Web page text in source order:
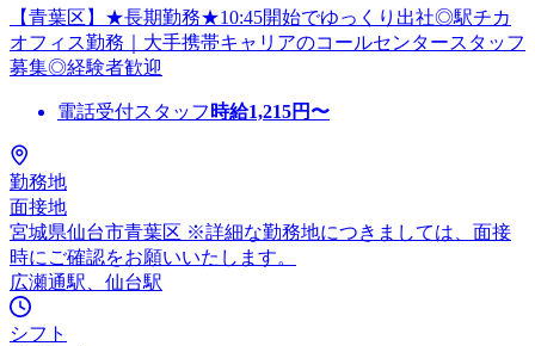
【青葉区】★長期勤務★10:45開始でゆっくり出社◎駅チカ
オフィス勤務｜大手携帯キャリアのコールセンタースタッフ
募集◎経験者歓迎
電話受付スタッフ 時給1,215円〜
勤務地
面接地
宮城県仙台市青葉区 ※詳細な勤務地につきましては、面接
時にご確認をお願いいたします。
広瀬通駅、仙台駅
シフト